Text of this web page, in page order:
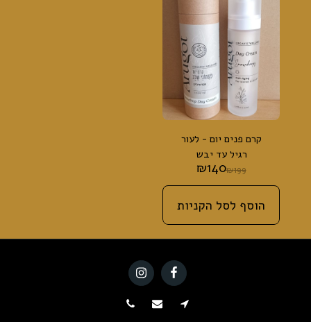
קרם פנים יום - לעור
רגיל עד יבש
(אנטי-אייג'ינג, פעמוני
שלג)
₪199
₪140
הוסף לסל הקניות